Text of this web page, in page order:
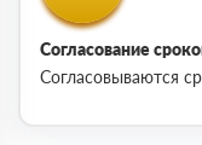
Согласование
Согласовываются